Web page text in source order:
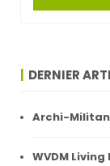
DERNIER
Archi-
WVDM